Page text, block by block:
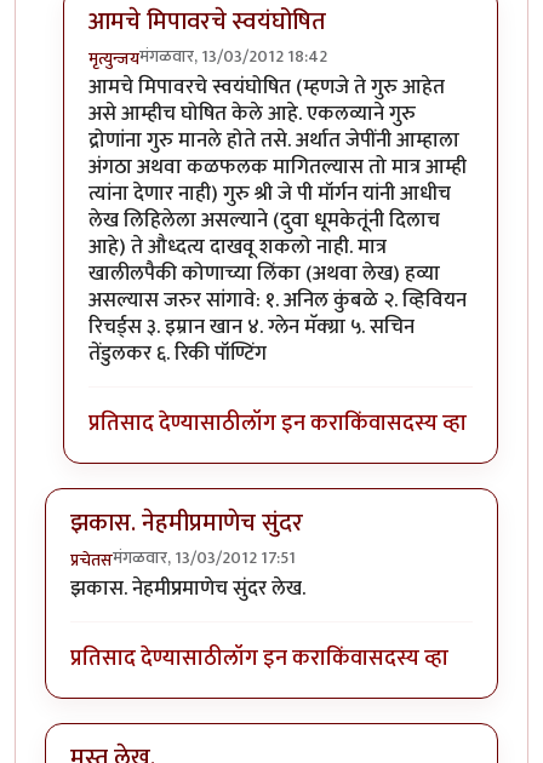
आमचे मिपावरचे स्वयंघोषित
मृत्युन्जयमंगळवार, 13/03/2012 18:42
In reply toराहुल द्रविड बद्द्ल पण लिहाbyपक पक पक
आमचे मिपावरचे स्वयंघोषित (म्हणजे ते गुरु आहेत
असे आम्हीच घोषित केले आहे. एकलव्याने गुरु
द्रोणांना गुरु मानले होते तसे. अर्थात जेपींनी आम्हाला
अंगठा अथवा कळफलक मागितल्यास तो मात्र आम्ही
त्यांना देणार नाही) गुरु श्री जे पी मॉर्गन यांनी आधीच
लेख लिहिलेला असल्याने (दुवा धूमकेतूंनी दिलाच
आहे) ते औध्दत्य दाखवू शकलो नाही. मात्र
खालीलपैकी कोणाच्या लिंका (अथवा लेख) हव्या
असल्यास जरुर सांगावे: १. अनिल कुंबळे २. व्हिवियन
रिचर्ड्स ३. इम्रान खान ४. ग्लेन मॅक्ग्रा ५. सचिन
तेंडुलकर ६. रिकी पॉण्टिंग
प्रतिसाद देण्यासाठीलॉग इन कराकिंवासदस्य व्हा
झकास. नेहमीप्रमाणेच सुंदर
प्रचेतसमंगळवार, 13/03/2012 17:51
झकास. नेहमीप्रमाणेच सुंदर लेख.
प्रतिसाद देण्यासाठीलॉग इन कराकिंवासदस्य व्हा